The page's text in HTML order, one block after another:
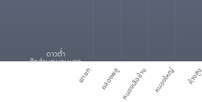
เขาซก คลองพลูหนองเสือช้าง หนองใหญ่ ห้างสูง
ดาวต่ำ
สัดส่วนคนจนมาก